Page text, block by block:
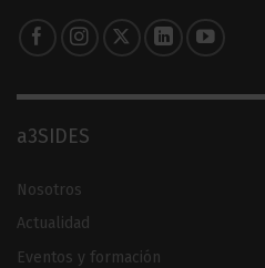
a3SIDES
Nosotros
Actualidad
Eventos y formación